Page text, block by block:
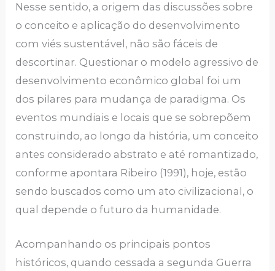
Nesse sentido, a origem das discussões sobre
o conceito e aplicação do desenvolvimento
com viés sustentável, não são fáceis de
descortinar. Questionar o modelo agressivo de
desenvolvimento econômico global foi um
dos pilares para mudança de paradigma. Os
eventos mundiais e locais que se sobrepõem
construindo, ao longo da história, um conceito
antes considerado abstrato e até romantizado,
conforme apontara Ribeiro (1991), hoje, estão
sendo buscados como um ato civilizacional, o
qual depende o futuro da humanidade.
Acompanhando os principais pontos
históricos, quando cessada a segunda Guerra